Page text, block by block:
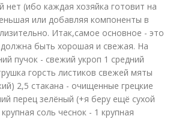
нет (ибо каждая хозяйка готовит на
или добавляя компоненты в
Итак,самое основное - это
быть хорошая и свежая. На
пучок - свежий укроп 1 средний
горсть листиков свежей мяты
2,5 стакана - очищенные грецкие
перец зелёный (+я беру ещё сухой
соль чеснок - 1 крупная